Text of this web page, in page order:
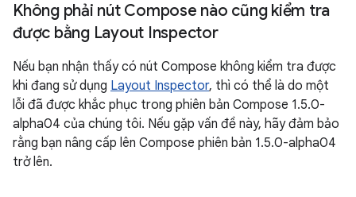
Không phải nút Compose nào cũng kiểm tra
được bằng Layout Inspector
Nếu bạn nhận thấy có nút Compose không kiểm tra được
khi đang sử dụng Layout Inspector, thì có thể là do một
lỗi đã được khắc phục trong phiên bản Compose 1.5.0-
alpha04 của chúng tôi. Nếu gặp vấn đề này, hãy đảm bảo
rằng bạn nâng cấp lên Compose phiên bản 1.5.0-alpha04
trở lên.